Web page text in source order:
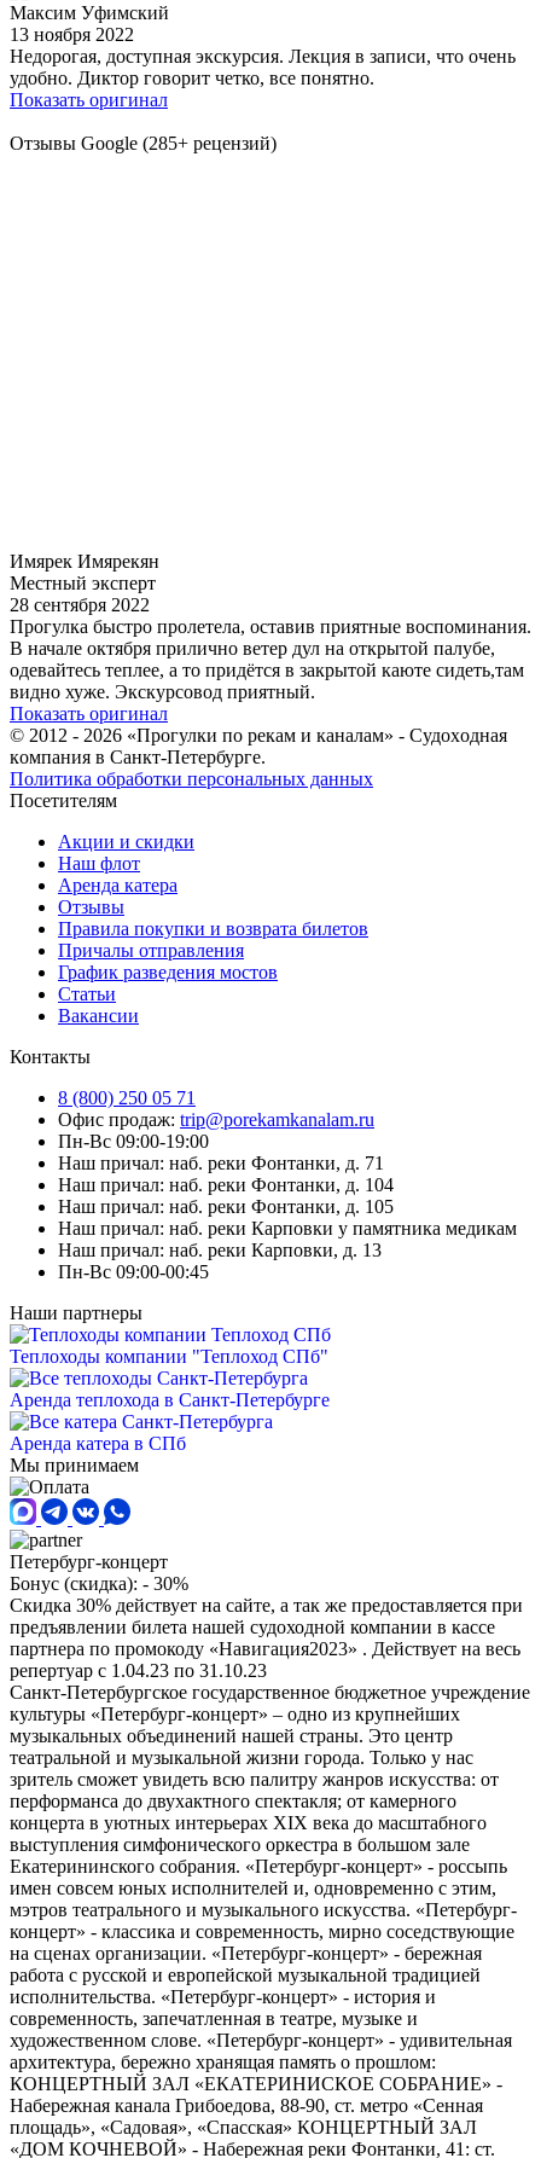
Максим Уфимский
13 ноября 2022
Недорогая, доступная экскурсия. Лекция в записи, что очень
удобно. Диктор говорит четко, все понятно.
Показать оригинал
Отзывы Google (285+ рецензий)
Имярек Имярекян
Местный эксперт
28 сентября 2022
Прогулка быстро пролетела, оставив приятные воспоминания.
В начале октября прилично ветер дул на открытой палубе,
одевайтесь теплее, а то придётся в закрытой каюте сидеть,там
видно хуже. Экскурсовод приятный.
Показать оригинал
© 2012 - 2026 «Прогулки по рекам и каналам» - Cудoxoднaя
кoмпaния в Санкт-Петербурге.
Политика обработки персональных данных
Посетителям
Акции и скидки
Наш флот
Аренда катера
Отзывы
Правила покупки и возврата билетов
Причалы отправления
График разведения мостов
Статьи
Вакансии
Контакты
8 (800) 250 05 71
Офис продаж: trip@porekamkanalam.ru
Пн-Вс 09:00-19:00
Наш причал: наб. реки Фонтанки, д. 71
Наш причал: наб. реки Фонтанки, д. 104
Наш причал: наб. реки Фонтанки, д. 105
Наш причал: наб. реки Карповки у памятника медикам
Наш причал: наб. реки Карповки, д. 13
Пн-Вс 09:00-00:45
Наши партнеры
Теплоходы компании "Теплоход СПб"
Аренда теплохода в Санкт-Петербурге
Аренда катера в СПб
Мы принимаем
Петербург-концерт
Бонус (скидка): - 30%
Скидка 30% действует на сайте, а так же предоставляется при
предъявлении билета нашей судоходной компании в кассе
партнера по промокоду «Навигация2023» . Действует на весь
репертуар с 1.04.23 по 31.10.23
Санкт-Петербургское государственное бюджетное учреждение
культуры «Петербург-концерт» – одно из крупнейших
музыкальных объединений нашей страны. Это центр
театральной и музыкальной жизни города. Только у нас
зритель сможет увидеть всю палитру жанров искусства: от
перформанса до двухактного спектакля; от камерного
концерта в уютных интерьерах ХIХ века до масштабного
выступления симфонического оркестра в большом зале
Екатерининского собрания. «Петербург-концерт» - россыпь
имен совсем юных исполнителей и, одновременно с этим,
мэтров театрального и музыкального искусства. «Петербург-
концерт» - классика и современность, мирно соседствующие
на сценах организации. «Петербург-концерт» - бережная
работа с русской и европейской музыкальной традицией
исполнительства. «Петербург-концерт» - история и
современность, запечатленная в театре, музыке и
художественном слове. «Петербург-концерт» - удивительная
архитектура, бережно хранящая память о прошлом:
КОНЦЕРТНЫЙ ЗАЛ «ЕКАТЕРИНИСКОЕ СОБРАНИЕ» -
Набережная канала Грибоедова, 88-90, ст. метро «Сенная
площадь», «Садовая», «Спасская» КОНЦЕРТНЫЙ ЗАЛ
«ДОМ КОЧНЕВОЙ» - Набережная реки Фонтанки, 41: ст.